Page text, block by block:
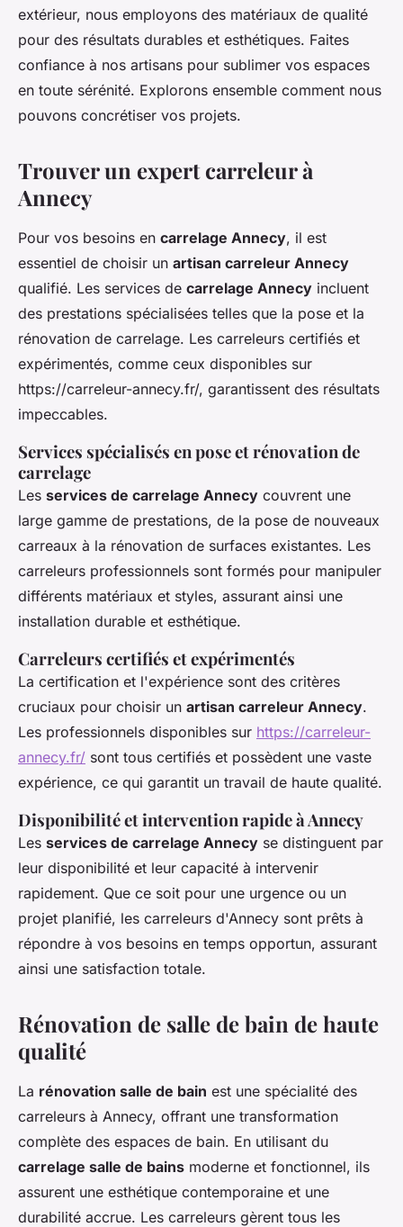
extérieur, nous employons des matériaux de qualité
pour des résultats durables et esthétiques. Faites
confiance à nos artisans pour sublimer vos espaces
en toute sérénité. Explorons ensemble comment nous
pouvons concrétiser vos projets.
Trouver un expert carreleur à
Annecy
Pour vos besoins en carrelage Annecy, il est
essentiel de choisir un artisan carreleur Annecy
qualifié. Les services de carrelage Annecy incluent
des prestations spécialisées telles que la pose et la
rénovation de carrelage. Les carreleurs certifiés et
expérimentés, comme ceux disponibles sur
https://carreleur-annecy.fr/, garantissent des résultats
impeccables.
Services spécialisés en pose et rénovation de
carrelage
Les services de carrelage Annecy couvrent une
large gamme de prestations, de la pose de nouveaux
carreaux à la rénovation de surfaces existantes. Les
carreleurs professionnels sont formés pour manipuler
différents matériaux et styles, assurant ainsi une
installation durable et esthétique.
Carreleurs certifiés et expérimentés
La certification et l'expérience sont des critères
cruciaux pour choisir un artisan carreleur Annecy.
Les professionnels disponibles sur https://carreleur-
annecy.fr/ sont tous certifiés et possèdent une vaste
expérience, ce qui garantit un travail de haute qualité.
Disponibilité et intervention rapide à Annecy
Les services de carrelage Annecy se distinguent par
leur disponibilité et leur capacité à intervenir
rapidement. Que ce soit pour une urgence ou un
projet planifié, les carreleurs d'Annecy sont prêts à
répondre à vos besoins en temps opportun, assurant
ainsi une satisfaction totale.
Rénovation de salle de bain de haute
qualité
La rénovation salle de bain est une spécialité des
carreleurs à Annecy, offrant une transformation
complète des espaces de bain. En utilisant du
carrelage salle de bains moderne et fonctionnel, ils
assurent une esthétique contemporaine et une
durabilité accrue. Les carreleurs gèrent tous les